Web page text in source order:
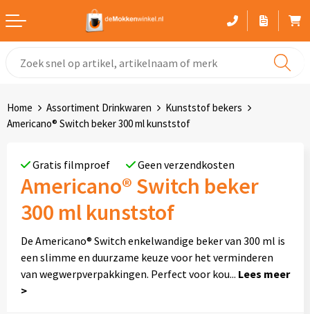
Gekleurde mokken
Drinkflessen
Thermosbekers
Sportflessen
Kunststof mokken
Home Assortiment Drinkwaren
Kunststof bekers
Americano® Switch beker 300 ml kunststof
Gratis filmproef Geen verzendkosten
Americano® Switch beker
300 ml kunststof
De Americano® Switch enkelwandige beker van 300 ml is
een slimme en duurzame keuze voor het verminderen
van wegwerpverpakkingen. Perfect voor kou...